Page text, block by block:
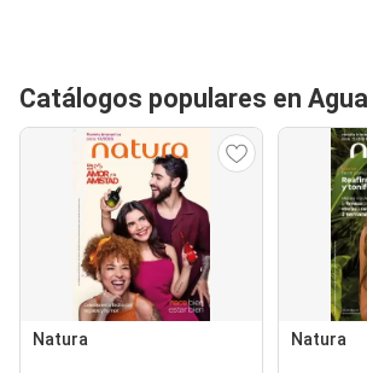
Catálogos populares en
Natura Natura